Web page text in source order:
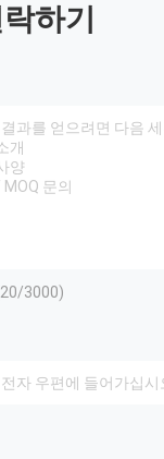
하기
20/3000)